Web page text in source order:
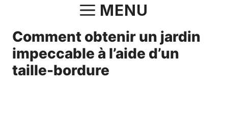
contenu
MENU
Comment obtenir un jardin
impeccable à l’aide d’un
taille-bordure